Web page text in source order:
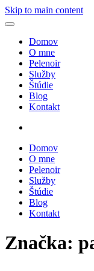
Skip to main content
Domov
O mne
Pelenoir
Služby
Štúdie
Blog
Kontakt
Domov
O mne
Pelenoir
Služby
Štúdie
Blog
Kontakt
Značka: